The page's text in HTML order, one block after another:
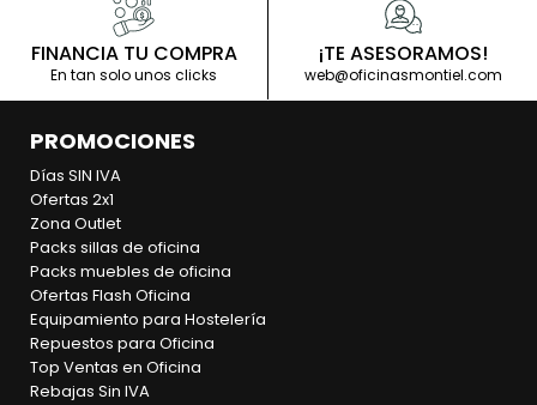
FINANCIA TU COMPRA
En tan solo unos clicks
¡TE ASESORAMOS!
web@oficinasmontiel.com
PROMOCIONES
Días SIN IVA
Ofertas 2x1
Zona Outlet
Packs sillas de oficina
Packs muebles de oficina
Ofertas Flash Oficina
Equipamiento para Hostelería
Repuestos para Oficina
Top Ventas en Oficina
Rebajas Sin IVA